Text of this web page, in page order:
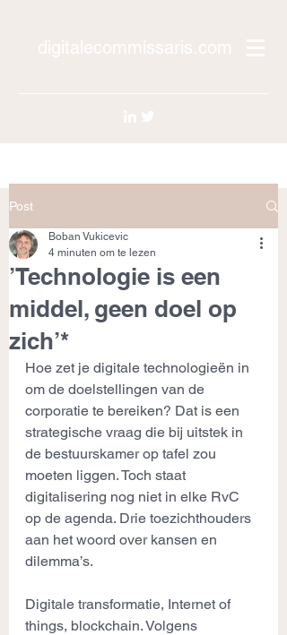
Post
’Technologie is een
middel, geen doel op
zich’*
Boban Vukicevic
4 minuten om te lezen
Hoe zet je digitale technologieën in
om de doelstellingen van de
corporatie te bereiken? Dat is een
strategische vraag die bij uitstek in
de bestuurskamer op tafel zou
moeten liggen. Toch staat
digitalisering nog niet in elke RvC
op de agenda. Drie toezichthouders
aan het woord over kansen en
dilemma’s.
Digitale transformatie, Internet of
things, blockchain. Volgens